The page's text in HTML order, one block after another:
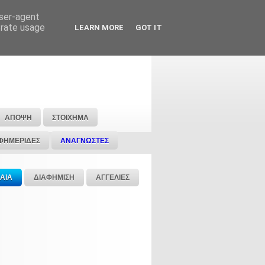
ΑΠΟΨΗ ΣΤΟΙΧΗΜΑ
ΑΝΑΓΝΩΣΤΕΣ
ΔΙΑΦΗΜΙΣΗ ΑΓΓΕΛΙΕΣ
agent
usage
LEARN MORE GOT IT